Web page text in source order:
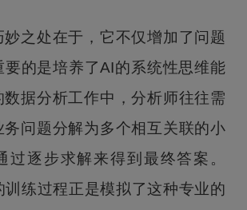
之处在于，它不仅增加了问题
要的是培养了AI的系统性思维能
数据分析工作中，分析师往往需
务问题分解为多个相互关联的小
过逐步求解来得到最终答案。
训练过程正是模拟了这种专业的